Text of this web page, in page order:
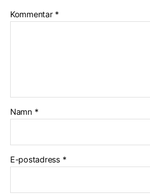
Kommentar *
Namn *
E-postadress *